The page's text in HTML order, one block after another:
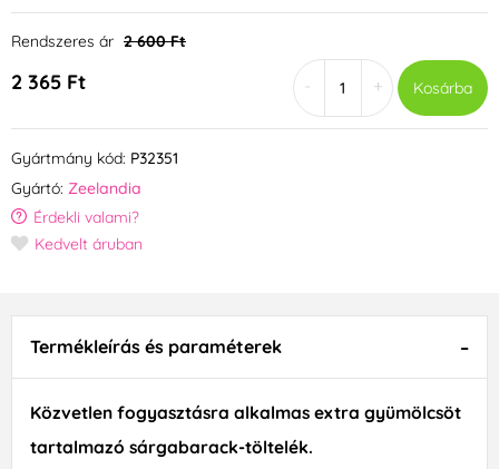
Rendszeres ár 2 600 Ft
2 365 Ft + Kosárba
Gyártmány kód: P32351
Gyártó: Zeelandia
Érdekli valami?
Kedvelt áruban
Termékleírás és paraméterek
Közvetlen fogyasztásra alkalmas extra gyümölcsöt
tartalmazó sárgabarack-töltelék.